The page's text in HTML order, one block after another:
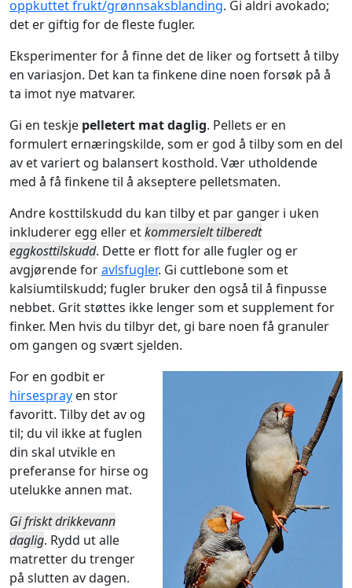
oppkuttet frukt/grønnsaksblanding. Gi aldri avokado;
det er giftig for de fleste fugler.
Eksperimenter for å finne det de liker og fortsett å tilby
en variasjon. Det kan ta finkene dine noen forsøk på å
ta imot nye matvarer.
Gi en teskje pelletert mat daglig. Pellets er en
formulert ernæringskilde, som er god å tilby som en del
av et variert og balansert kosthold. Vær utholdende
med å få finkene til å akseptere pelletsmaten.
Andre kosttilskudd du kan tilby et par ganger i uken
inkluderer egg eller etkommersielt tilberedt
eggkosttilskudd. Dette er flott for alle fugler og er
avgjørende foravlsfugler. Gi cuttlebone som et
kalsiumtilskudd; fugler bruker den også til å finpusse
nebbet. Grit støttes ikke lenger som et supplement for
finker. Men hvis du tilbyr det, gi bare noen få granuler
om gangen og svært sjelden.
For en godbit er
hirsespray en stor
favoritt. Tilby det av og
til; du vil ikke at fuglen
din skal utvikle en
preferanse for hirse og
utelukke annen mat.
Gi friskt drikkevann
daglig. Rydd ut alle
matretter du trenger
på slutten av dagen.